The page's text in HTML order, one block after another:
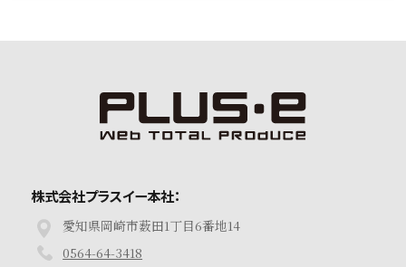
株式会社プラスイー本社：
愛知県岡崎市薮田1丁目6番地14
0564-64-3418